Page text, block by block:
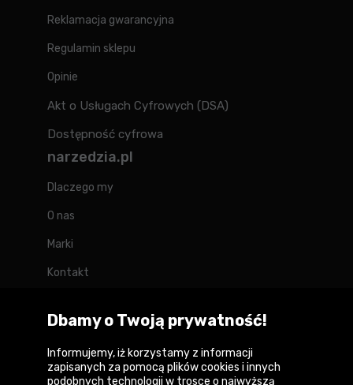
Reklamacja gwarancyjna
Regulamin sklepu
Opinie
Akt o Usługach Cyfrowych (DSA)
Dostępność cyfrowa
narzedzia.pl
Dlaczego my
O nas
Marki
Kontakt
Forum
Dbamy o Twoją prywatność!
Informujemy, iż korzystamy z informacji
zapisanych za pomocą plików cookies i innych
podobnych technologii w trosce o najwyższą